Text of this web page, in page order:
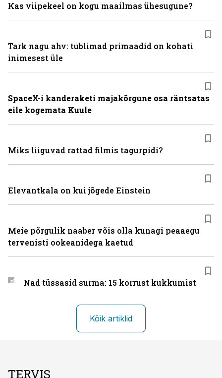
Kas viipekeel on kogu maailmas ühesugune?
Tark nagu ahv: tublimad primaadid on kohati
inimesest üle
SpaceX-i kanderaketi majakõrgune osa räntsatas
eile kogemata Kuule
Miks liiguvad rattad filmis tagurpidi?
Elevantkala on kui jõgede Einstein
Meie põrgulik naaber võis olla kunagi peaaegu
tervenisti ookeanidega kaetud
Nad tüssasid surma: 15 korrust kukkumist
Kõik artiklid
TERVIS